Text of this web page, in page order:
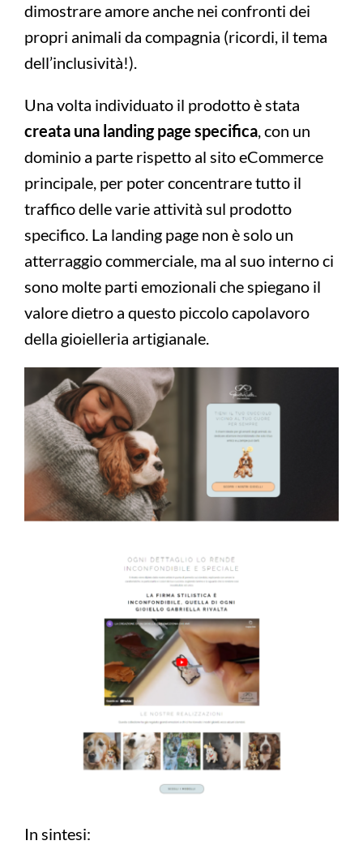
dimostrare amore anche nei confronti dei
propri animali da compagnia (ricordi, il tema
dell’inclusività!).
Una volta individuato il prodotto è stata
creata una landing page specifica, con un
dominio a parte rispetto al sito eCommerce
principale, per poter concentrare tutto il
traffico delle varie attività sul prodotto
specifico. La landing page non è solo un
atterraggio commerciale, ma al suo interno ci
sono molte parti emozionali che spiegano il
valore dietro a questo piccolo capolavoro
della gioielleria artigianale.
In sintesi: